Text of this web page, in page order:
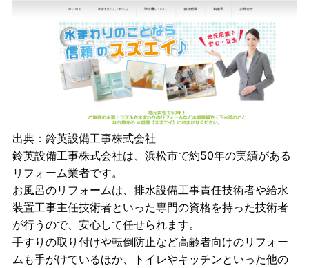
出典： 鈴英設備工事株式会社
鈴英設備工事株式会社は、浜松市で約50年の実績がある
リフォーム業者です。
お風呂のリフォームは、排水設備工事責任技術者や給水
装置工事主任技術者といった専門の資格を持った技術者
が行うので、安心して任せられます。
手すりの取り付けや転倒防止など高齢者向けのリフォー
ムも手がけているほか、トイレやキッチンといった他の